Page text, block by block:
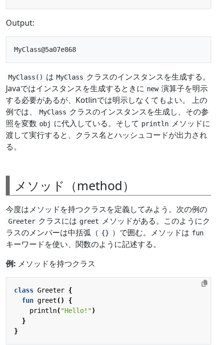
Output:
MyClass() は MyClass クラスのインスタンスを生成する。
Javaではインスタンスを生成するときに new 演算子を明示
する必要があるが、Kotlinでは明示しなくてもよい。 上の
例では、
MyClass クラスのインスタンスを生成し、その参
照を変数 obj に代入している。そして println メソッドに
渡して実行すると、クラス名とハッシュコードが出力され
る。
メソッド（method）
今度はメソッドを持つクラスを定義してみよう。次の例の
Greeter クラスには greet メソッドがある。このようにク
ラスのメンバーは中括弧（ {} ）で囲む。メソッドは fun
キーワードを使い、関数のように記述する。
例: メソッドを持つクラス
class Greeter {
fun greet()
{
println("Hello!")
}
}